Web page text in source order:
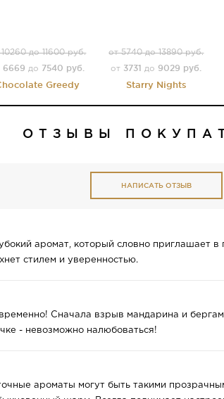
10260 до 11600 руб.
6669 до 7540 руб.
Greedy
от 5740 до 13890 руб.
от 3731 до 9029 руб.
Starry Nights
ОТЗЫВЫ
НАПИСАТЬ ОТЗЫВ
аромат, который словно приглашает
стилем и уверенностью.
Сначала взрыв мандарина и
- невозможно налюбоваться!
ароматы могут быть такими